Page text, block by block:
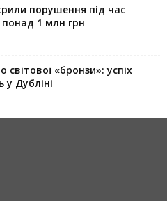
порушення під час
понад 1 млн грн
«бронзи»: успіх
у Дубліні